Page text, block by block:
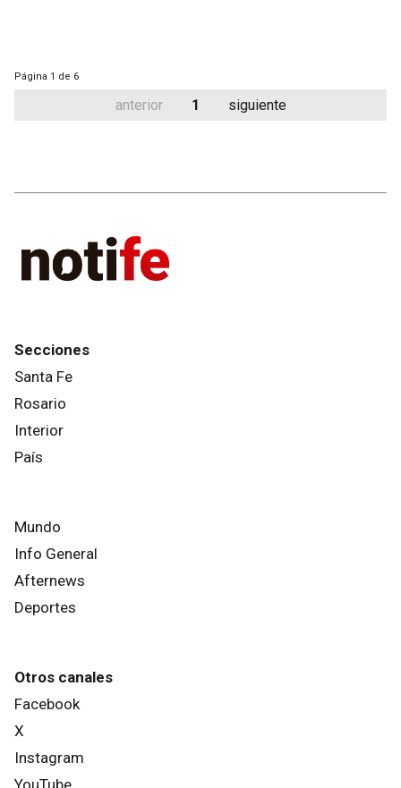
Página 1 de 6
anterior 1 siguiente
Secciones
Santa Fe
Rosario
Interior
País
Mundo
Info General
Afternews
Deportes
Otros canales
Facebook
X
Instagram
YouTube